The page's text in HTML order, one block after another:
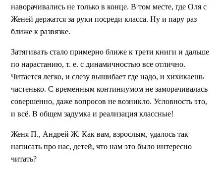
наворачивались не только в конце. В том месте, где Оля с
Женей держатся за руки посреди класса. Ну и пару раз
ближе к развязке.
Затягивать стало примерно ближе к трети книги и дальше
по нарастанию, т. е. с динамичностью все отлично.
Читается легко, и слезу вышибает где надо, и хихикаешь
частенько. С временным континиумом не заморачивалась
совершенно, даже вопросов не возникло. Условность это,
и всё. В общем задумка и реализация классные!
Женя П., Андрей Ж. Как вам, взрослым, удалось так
написать про нас, детей, что нам это было интересно
читать?